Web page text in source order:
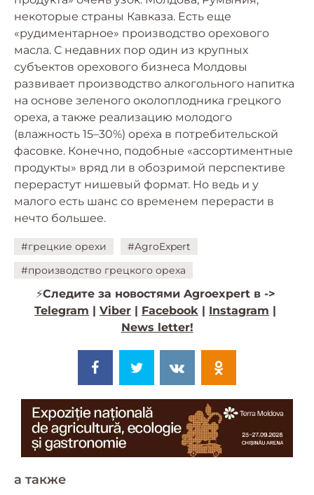
некоторые страны Кавказа. Есть еще
«рудиментарное» производство орехового
масла. С недавних пор один из крупных
субъектов орехового бизнеса Молдовы
развивает производство алкогольного напитка
на основе зеленого околоплодника грецкого
ореха, а также реализацию молодого
(влажность 15–30%) ореха в потребительской
фасовке. Конечно, подобные «ассортиментные
продукты» вряд ли в обозримой перспективе
перерастут нишевый формат. Но ведь и у
малого есть шанс со временем перерасти в
нечто большее.
#грецкие орехи
#AgroExpert
#производство грецкого ореха
⚡️Следите за новостями Agroexpert в ->
Telegram | Viber | Facebook | Instagram |
News letter!
a также